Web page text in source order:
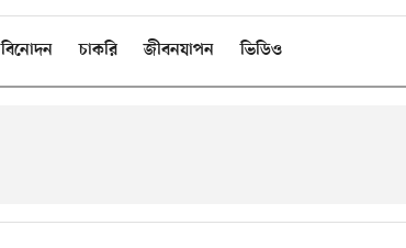
বিনোদন চাকরি জীবনযাপন ভিডিও